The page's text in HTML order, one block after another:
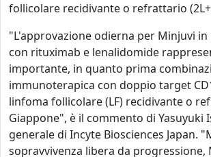
follicolare recidivante o refrattario (2L+
"L'approvazione odierna per Minjuvi
con rituximab e lenalidomide
importante, in quanto prima
immunoterapica con doppio target
linfoma follicolare (LF) recidivante o
Giappone", è il commento di Yasuyuki
generale di Incyte Biosciences Japan.
sopravvivenza libera da